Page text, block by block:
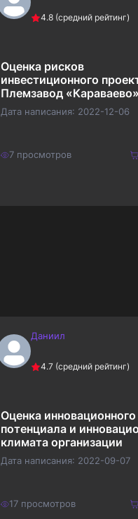
4.8 (средний рейтинг)
Оценка рисков
инвестиционного
Племзавод «Караваево»
Дата написания: 2022-12-06
7 просмотров
Даниил
4.7 (средний рейтинг)
Оценка инновационного
потенциала и
климата организации
Дата написания: 2022-09-07
17 просмотров